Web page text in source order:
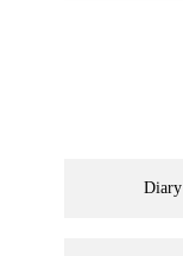
Diary